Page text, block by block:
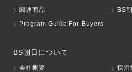
関連商品
BS
Program Guide For Buyers
BS朝日について
会社概要
採用